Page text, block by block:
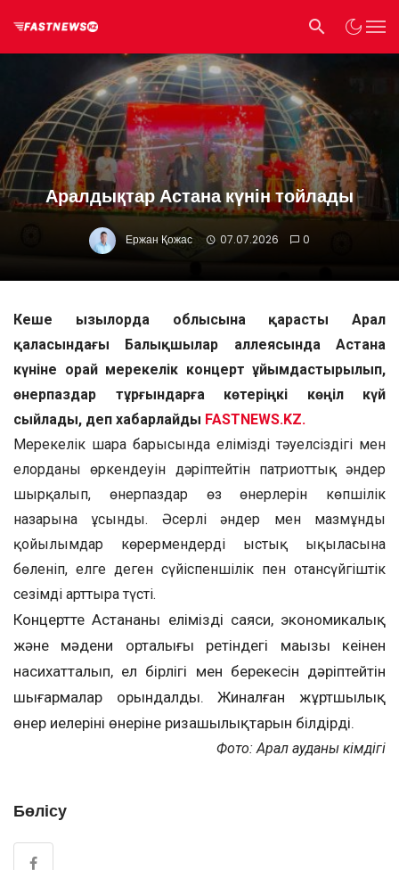
Аралдықтар Астана күнін тойлады
Ержан Қожас 07.07.2026 0
Кеше Қызылорда облысына қарасты Арал
қаласындағы Балықшылар аллеясында Астана
күніне орай мерекелік концерт ұйымдастырылып,
өнерпаздар тұрғындарға көтеріңкі көңіл күй
сыйлады, деп хабарлайды FASTNEWS.KZ.
Мерекелік шара барысында еліміздің тәуелсіздігі мен
елорданың өркендеуін дәріптейтін патриоттық әндер
шырқалып, өнерпаздар өз өнерлерін көпшілік
назарына ұсынды. Әсерлі әндер мен мазмұнды
қойылымдар көрермендердің ыстық ықыласына
бөленіп, елге деген сүйіспеншілік пен отансүйгіштік
сезімді арттыра түсті.
Концертте Астананың еліміздің саяси, экономикалық
және мәдени орталығы ретіндегі маңызы кеңінен
насихатталып, ел бірлігі мен берекесін дәріптейтін
шығармалар орындалды. Жиналған жұртшылық
өнер иелерінің өнеріне ризашылықтарын білдірді.
Фото: Арал ауданы әкімдігі
Бөлісу